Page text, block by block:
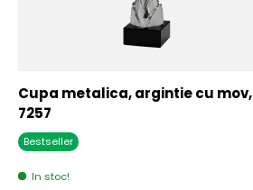
Cupa metalica, argintie cu mov,
7257
Bestseller
In stoc!